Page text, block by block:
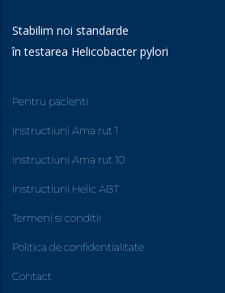
Stabilim noi standarde
în testarea Helicobacter pylori
Pentru pacienti
Instructiuni Ama rut 1
Instructiuni Ama rut 10
Instructiuni Helic ABT
Termeni si conditii
Politica de confidentialitate
Contact